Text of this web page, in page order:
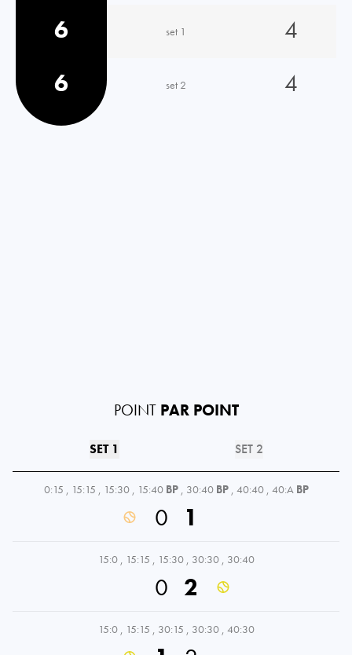
6 set 1
4
6
set 2 4
POINT PAR POINT
SET 1 SET 2
0:15 , 15:15 , 15:30 , 15:40 BP , 30:40 BP , 40:40 , 40:A BP
0 1
15:0 , 15:15 , 15:30 , 30:30 , 30:40
0 2
15:0 , 15:15 , 30:15 , 30:30 , 40:30